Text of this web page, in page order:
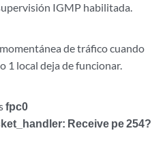
IGMP habilitada.
de tráfico cuando
1 local deja de funcionar.
fpc0
Receive pe 254?